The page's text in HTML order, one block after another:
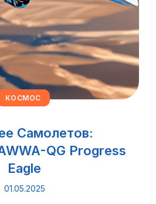
КОСМОС
Самолетов:
QG Progress
Eagle
01.05.2025